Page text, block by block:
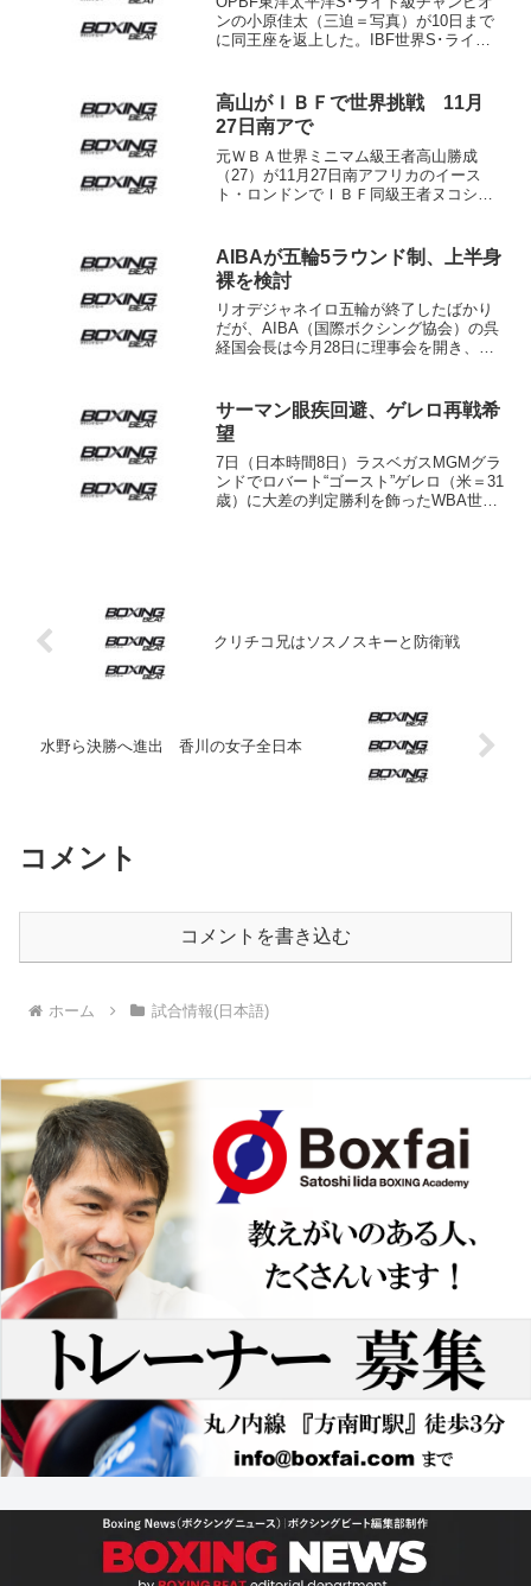
ンの小原佳太（三迫＝写真）が10日まで
に同王座を返上した。IBF世界S･ライト
込み。 小原は昨年11月、米マイアミで
IB...
高山がＩＢＦで世界挑戦 11月
27日南アで
元ＷＢＡ世界ミニマム級王者高山勝成
（27）が11月27日南アフリカのイース
ト・ロンドンでＩＢＦ同級王者ヌコシナ
したもの。 高山は昨年７月ローマン・
ゴンサレスのＷＢＡ王...
AIBAが五輪5ラウンド制、上半身
裸を検討
リオデジャネイロ五輪が終了したばかり
だが、AIBA（国際ボクシング協会）の呉
経国会長は今月28日に理事会を開き、未
れるのは男子の試合を既成の3分3ラウン
ド制から3分5ラ...
サーマン眼疾回避、ゲレロ再戦希
望
7日（日本時間8日）ラスベガスMGMグラ
ンドでロバート“ゴースト”ゲレロ（米＝31
歳）に大差の判定勝利を飾ったWBA世界
クリチコ兄はソスノスキーと防衛戦
水野ら決勝へ進出 香川の女子全日本
コメント
コメントを書き込む
ホーム 試合情報(日本語)